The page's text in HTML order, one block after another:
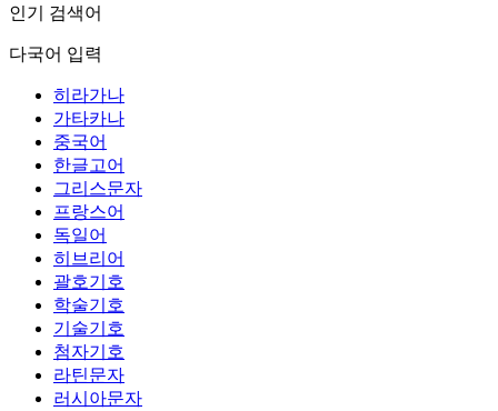
인기 검색어
다국어 입력
히라가나
가타카나
중국어
한글고어
그리스문자
프랑스어
독일어
히브리어
괄호기호
학술기호
기술기호
첨자기호
라틴문자
러시아문자